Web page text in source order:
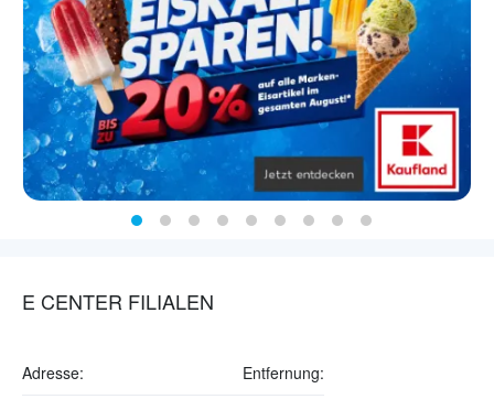
E CENTER FILIALEN
Adresse: Entfernung: